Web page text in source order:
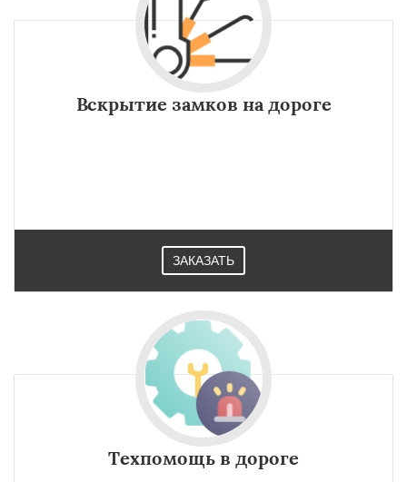
Вскрытие замков на дороге
ЗАКАЗАТЬ
Техпомощь в дороге